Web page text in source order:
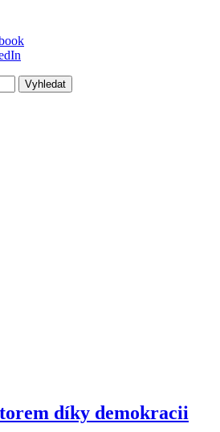
díky demokracii